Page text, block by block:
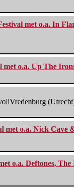
met o.a. In
met o.a. Up The
met o.a. Nick Cave
o.a. Deftones,